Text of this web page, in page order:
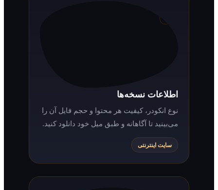
اطلاعات نسخه‌ها
نوع انکودر، کیفیت هر محتوا و حجم فایل آن را
می‌بینید تا آگاهانه و طبق میل خود دانلود کنید.
سایت اینترنتی